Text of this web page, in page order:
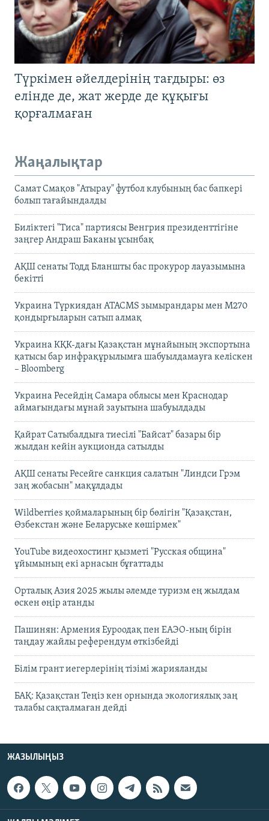
Түркімен әйелдерінің тағдыры: өз
елінде де, жат жерде де құқығы
қорғалмаған
Жаңалықтар
Самат Смақов "Атырау" футбол клубының бас бапкері
болып тағайындалды
Биліктегі "Тиса" партиясы Венгрия президенттігіне
заңгер Андраш Баканы ұсынбақ
АҚШ сенаты Тодд Бланшты бас прокурор лауазымына
бекітті
Украина Түркиядан ATACMS зымырандары мен M270
қондырғыларын сатып алмақ
Украина КҚК-дағы Қазақстан мұнайының экспортына
қатысы бар инфрақұрылымға шабуылдамауға келіскен
– Bloomberg
Украина Ресейдің Самара облысы мен Краснодар
аймағындағы мұнай зауытына шабуылдады
Қайрат Сатыбалдыға тиесілі "Байсат" базары бір
жылдан кейін аукционда сатылды
АҚШ сенаты Ресейге санкция салатын "Линдси Грэм
заң жобасын" мақұлдады
Wildberries қоймаларының бір бөлігін "Қазақстан,
Өзбекстан және Беларуське көшірмек"
YouTube видеохостинг қызметі "Русская община"
ұйымының екі арнасын бұғаттады
Орталық Азия 2025 жылы әлемде туризм ең жылдам
өскен өңір атанды
Пашинян: Армения Еуроодақ пен ЕАЭО-ның бірін
таңдау жайлы референдум өткізбейді
Білім грант иегерлерінің тізімі жарияланды
БАҚ: Қазақстан Теңіз кен орнында экологиялық заң
талабы сақталмаған дейді
ЖАЗЫЛЫҢЫЗ